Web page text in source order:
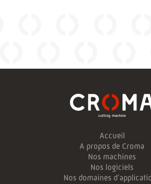
Accueil
A propos de Croma
Nos machines
Nos logiciels
Nos domaines